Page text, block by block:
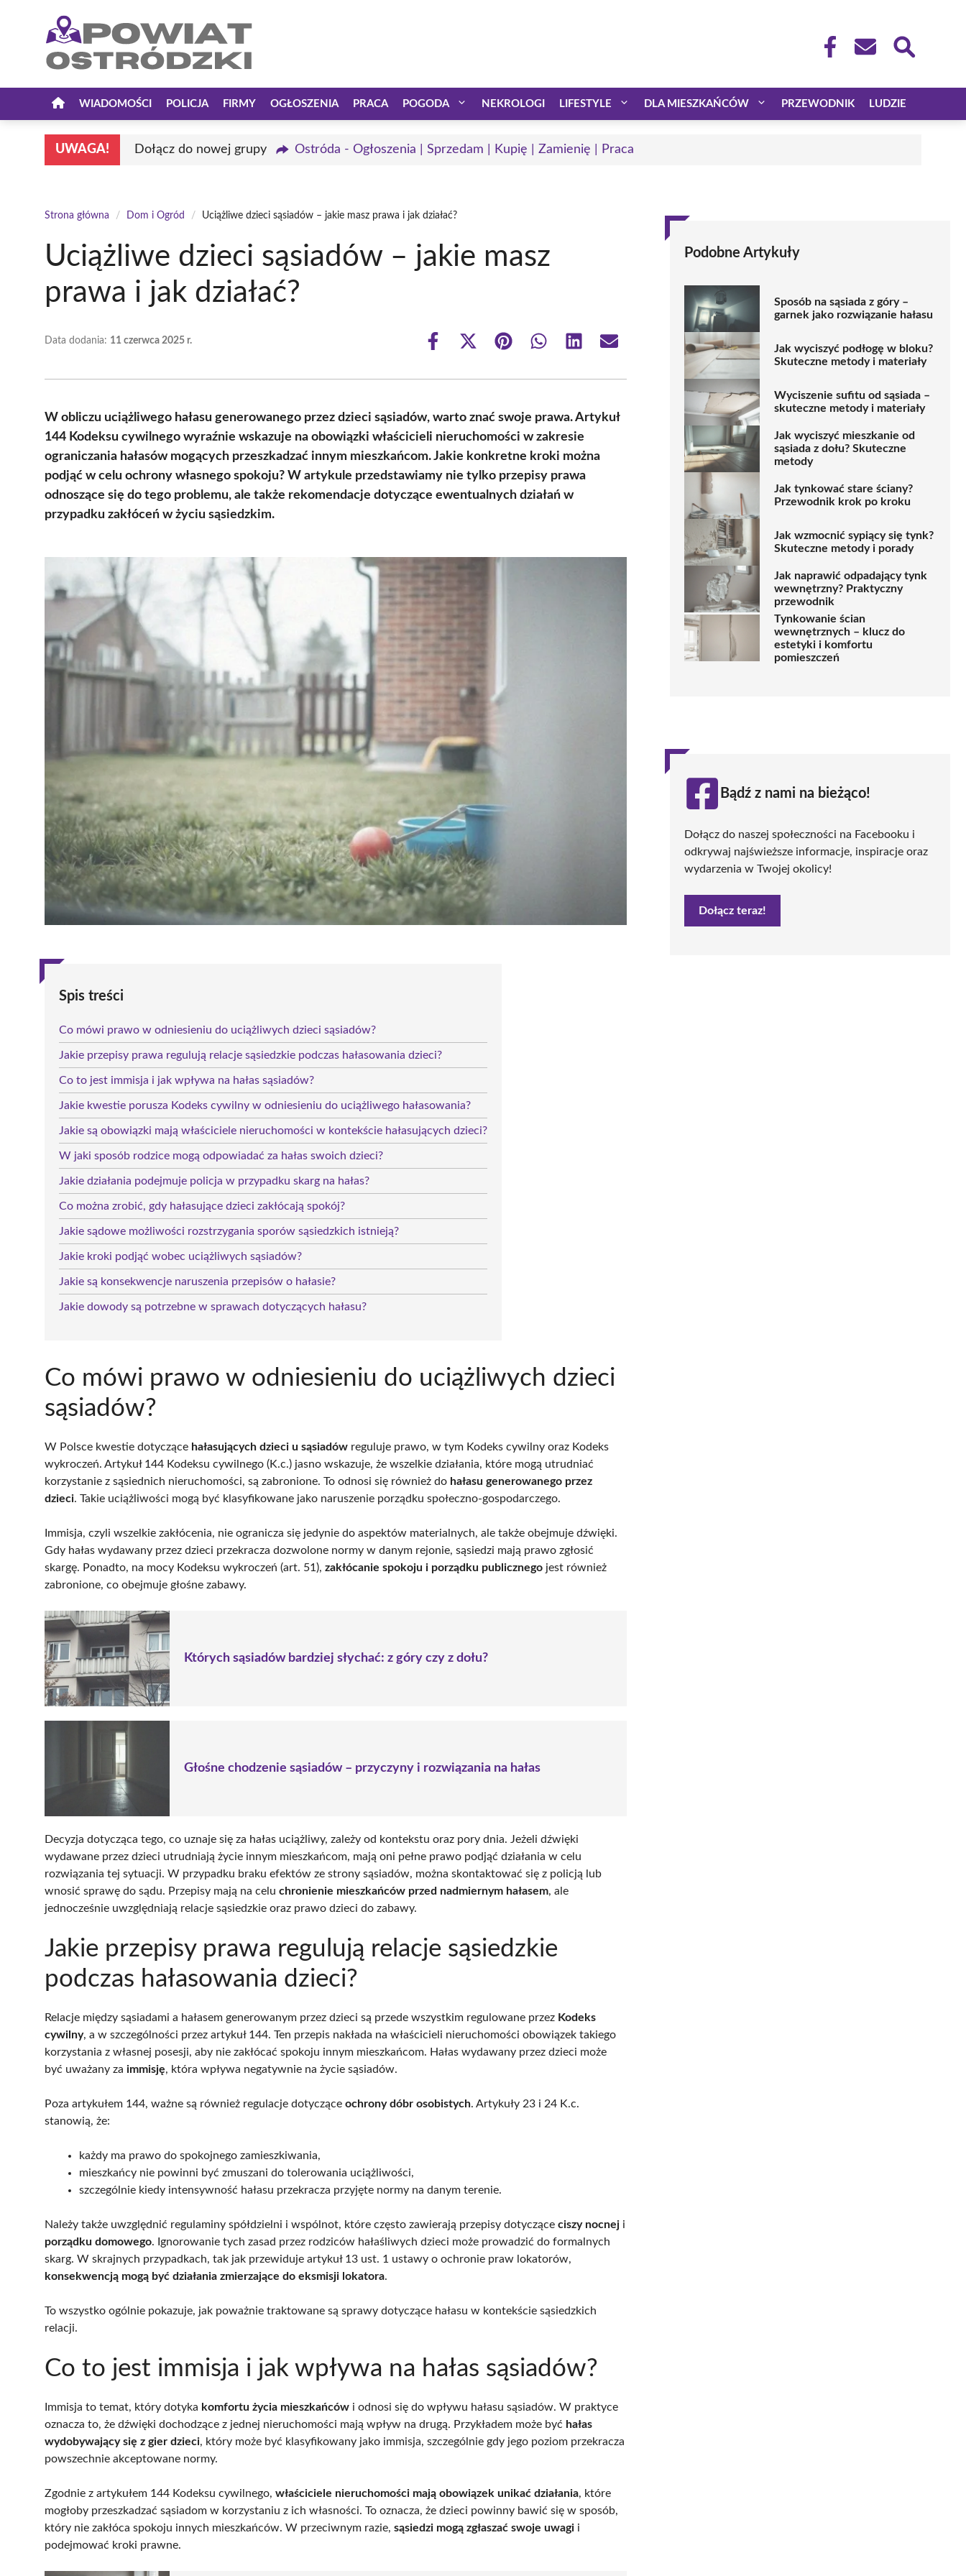
WIADOMOŚCI POLICJA FIRMY OGŁOSZENIA PRACA POGODA NEKROLOGI LIFESTYLE DLA MIESZKAŃCÓW PRZEWODNIK LUDZIE
UWAGA! Dołącz do nowej grupy Ostróda - Ogłoszenia | Sprzedam | Kupię | Zamienię | Praca
Strona główna / Dom i Ogród / Uciążliwe dzieci sąsiadów – jakie masz prawa i jak działać?
Uciążliwe dzieci sąsiadów – jakie masz
prawa i jak działać?
Data dodania: 11 czerwca 2025 r.
Share
Share
(Twitter)
Share Share Share Share
W obliczu uciążliwego hałasu generowanego przez dzieci sąsiadów, warto znać swoje prawa. Artykuł
144 Kodeksu cywilnego wyraźnie wskazuje na obowiązki właścicieli nieruchomości w zakresie
ograniczania hałasów mogących przeszkadzać innym mieszkańcom. Jakie konkretne kroki można
podjąć w celu ochrony własnego spokoju? W artykule przedstawiamy nie tylko przepisy prawa
odnoszące się do tego problemu, ale także rekomendacje dotyczące ewentualnych działań w
przypadku zakłóceń w życiu sąsiedzkim.
Spis treści
Co mówi prawo w odniesieniu do uciążliwych dzieci sąsiadów?
Jakie przepisy prawa regulują relacje sąsiedzkie podczas hałasowania dzieci?
Co to jest immisja i jak wpływa na hałas sąsiadów?
Jakie kwestie porusza Kodeks cywilny w odniesieniu do uciążliwego hałasowania?
Jakie są obowiązki mają właściciele nieruchomości w kontekście hałasujących dzieci?
W jaki sposób rodzice mogą odpowiadać za hałas swoich dzieci?
Jakie działania podejmuje policja w przypadku skarg na hałas?
Co można zrobić, gdy hałasujące dzieci zakłócają spokój?
Jakie sądowe możliwości rozstrzygania sporów sąsiedzkich istnieją?
Jakie kroki podjąć wobec uciążliwych sąsiadów?
Jakie są konsekwencje naruszenia przepisów o hałasie?
Jakie dowody są potrzebne w sprawach dotyczących hałasu?
Co mówi prawo w odniesieniu do uciążliwych dzieci
sąsiadów?
W Polsce kwestie dotyczące hałasujących dzieci u sąsiadów reguluje prawo, w tym Kodeks cywilny oraz Kodeks
wykroczeń. Artykuł 144 Kodeksu cywilnego (K.c.) jasno wskazuje, że wszelkie działania, które mogą utrudniać
korzystanie z sąsiednich nieruchomości, są zabronione. To odnosi się również do hałasu generowanego przez
dzieci. Takie uciążliwości mogą być klasyfikowane jako naruszenie porządku społeczno-gospodarczego.
Immisja, czyli wszelkie zakłócenia, nie ogranicza się jedynie do aspektów materialnych, ale także obejmuje dźwięki.
Gdy hałas wydawany przez dzieci przekracza dozwolone normy w danym rejonie, sąsiedzi mają prawo zgłosić
skargę. Ponadto, na mocy Kodeksu wykroczeń (art. 51), zakłócanie spokoju i porządku publicznego jest również
zabronione, co obejmuje głośne zabawy.
Których sąsiadów bardziej słychać: z góry czy z dołu?
Głośne chodzenie sąsiadów – przyczyny i rozwiązania na hałas
Decyzja dotycząca tego, co uznaje się za hałas uciążliwy, zależy od kontekstu oraz pory dnia. Jeżeli dźwięki
wydawane przez dzieci utrudniają życie innym mieszkańcom, mają oni pełne prawo podjąć działania w celu
rozwiązania tej sytuacji. W przypadku braku efektów ze strony sąsiadów, można skontaktować się z policją lub
wnosić sprawę do sądu. Przepisy mają na celu chronienie mieszkańców przed nadmiernym hałasem, ale
jednocześnie uwzględniają relacje sąsiedzkie oraz prawo dzieci do zabawy.
Jakie przepisy prawa regulują relacje sąsiedzkie
podczas hałasowania dzieci?
Relacje między sąsiadami a hałasem generowanym przez dzieci są przede wszystkim regulowane przez Kodeks
cywilny, a w szczególności przez artykuł 144. Ten przepis nakłada na właścicieli nieruchomości obowiązek takiego
korzystania z własnej posesji, aby nie zakłócać spokoju innym mieszkańcom. Hałas wydawany przez dzieci może
być uważany za immisję, która wpływa negatywnie na życie sąsiadów.
Poza artykułem 144, ważne są również regulacje dotyczące ochrony dóbr osobistych. Artykuły 23 i 24 K.c.
stanowią, że:
każdy ma prawo do spokojnego zamieszkiwania,
mieszkańcy nie powinni być zmuszani do tolerowania uciążliwości,
szczególnie kiedy intensywność hałasu przekracza przyjęte normy na danym terenie.
Należy także uwzględnić regulaminy spółdzielni i wspólnot, które często zawierają przepisy dotyczące ciszy nocnej i
porządku domowego. Ignorowanie tych zasad przez rodziców hałaśliwych dzieci może prowadzić do formalnych
skarg. W skrajnych przypadkach, tak jak przewiduje artykuł 13 ust. 1 ustawy o ochronie praw lokatorów,
konsekwencją mogą być działania zmierzające do eksmisji lokatora.
To wszystko ogólnie pokazuje, jak poważnie traktowane są sprawy dotyczące hałasu w kontekście sąsiedzkich
relacji.
Co to jest immisja i jak wpływa na hałas sąsiadów?
Immisja to temat, który dotyka komfortu życia mieszkańców i odnosi się do wpływu hałasu sąsiadów. W praktyce
oznacza to, że dźwięki dochodzące z jednej nieruchomości mają wpływ na drugą. Przykładem może być hałas
wydobywający się z gier dzieci, który może być klasyfikowany jako immisja, szczególnie gdy jego poziom przekracza
powszechnie akceptowane normy.
Zgodnie z artykułem 144 Kodeksu cywilnego, właściciele nieruchomości mają obowiązek unikać działania, które
mogłoby przeszkadzać sąsiadom w korzystaniu z ich własności. To oznacza, że dzieci powinny bawić się w sposób,
który nie zakłóca spokoju innych mieszkańców. W przeciwnym razie, sąsiedzi mogą zgłaszać swoje uwagi i
podejmować kroki prawne.
Podobne Artykuły
Sposób na sąsiada z góry –
garnek jako rozwiązanie hałasu
Jak wyciszyć podłogę w bloku?
Skuteczne metody i materiały
Wyciszenie sufitu od sąsiada –
skuteczne metody i materiały
Jak wyciszyć mieszkanie od
sąsiada z dołu? Skuteczne
metody
Jak tynkować stare ściany?
Przewodnik krok po kroku
Jak wzmocnić sypiący się tynk?
Skuteczne metody i porady
Jak naprawić odpadający tynk
wewnętrzny? Praktyczny
przewodnik
Tynkowanie ścian
wewnętrznych – klucz do
estetyki i komfortu
pomieszczeń
Bądź z nami na bieżąco!
Dołącz do naszej społeczności na Facebooku i
odkrywaj najświeższe informacje, inspiracje oraz
wydarzenia w Twojej okolicy!
Dołącz teraz!